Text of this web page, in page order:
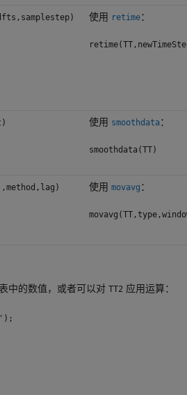
使用 retime：
使用 smoothdata：
smoothdata(TT)
使用 movavg ：
中的数值，或者可以对 TT2 应用运算：